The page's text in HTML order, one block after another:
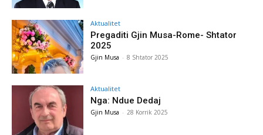
Aktualitet
Pregaditi Gjin Musa-Rome- Shtator
2025
Gjin Musa - 8 Shtator 2025
Aktualitet
Nga: Ndue Dedaj
Gjin Musa - 28 Korrik 2025